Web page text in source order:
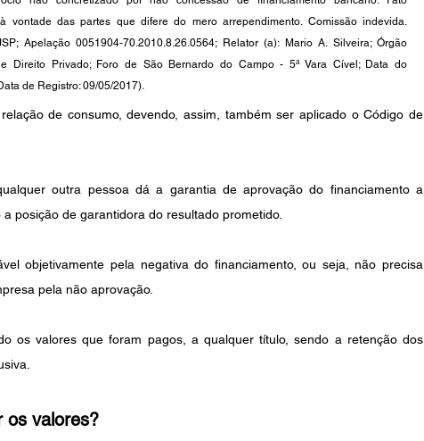
vontade das partes que difere do mero arrependimento. Comissão indevida.
Apelação 0051904-70.2010.8.26.0564; Relator (a): Mario A. Silveira; Órgão
Direito Privado; Foro de São Bernardo do Campo - 5ª Vara Cível; Data do
de Registro: 09/05/2017).
de consumo, devendo, assim, também ser aplicado o Código de
outra pessoa dá a garantia de aprovação do financiamento a
posição de garantidora do resultado prometido.
objetivamente pela negativa do financiamento, ou seja, não precisa
pela não aprovação.
os valores que foram pagos, a qualquer título, sendo a retenção dos
os valores?